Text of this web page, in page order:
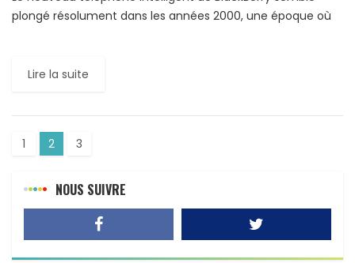
plongé résolument dans les années 2000, une époque où
Lire la suite
1 2 3
NOUS SUIVRE